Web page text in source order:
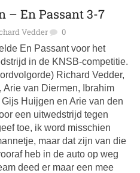
– En Passant 3-7
Vedder 0
En Passant voor het
in de KNSB-competitie.
Richard Vedder,
Arie van Diermen, Ibrahim
Huijgen en Arie van den
een uitwedstrijd tegen
toe, ik word misschien
maar dat zijn van die
heb in de auto op weg
deed er maar een mee